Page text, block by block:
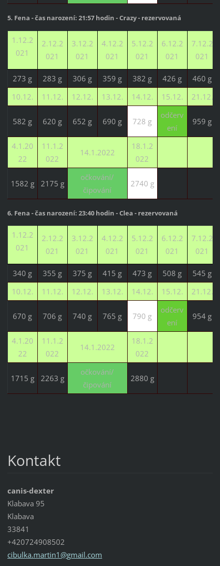
5. Fena - čas narození: 21:57 hodin - Crazy - rezervovaná
1.12.2
021
2.12.2
021
3.12.2
021
4.12.2
021
5.12.2
021
6.12.2
021
7.12.2
021
273 g 283 g 306 g 359 g 382 g 426 g
460 g
10.12.
11.12. 12.12. 13.12. 14.12. 15.12. 21.12.
582 g 620 g 652 g 690 g 728 g
odčerv
ení
959 g
4.1.20
22
11.1.2
022
14.1.2022
18.1.2
022
1582 g 2175 g
očkování/
čipování
2740 g
6. Fena - čas narození: 23:40 hodin - Clea - rezervovaná
1.12.2
021
2.12.2
021
3.12.2
021
4.12.2
021
5.12.2
021
6.12.2
021
7.12.2
021
340 g 355 g 375 g 415 g 473 g 508 g
545 g
10.12.
11.12. 12.12. 13.12. 14.12. 15.12. 21.12.
670 g 706 g 740 g 765 g 790 g
odčerv
ení
954 g
4.1.20
22
11.1.2
022
14.1.2022
18.1.2
022
1715 g 2263 g
očkování/
čipování
2880 g
Kontakt
canis-dexter
Klabava 95
Klabava
33841
+420724908502
cibulka.martin1@gmail.com